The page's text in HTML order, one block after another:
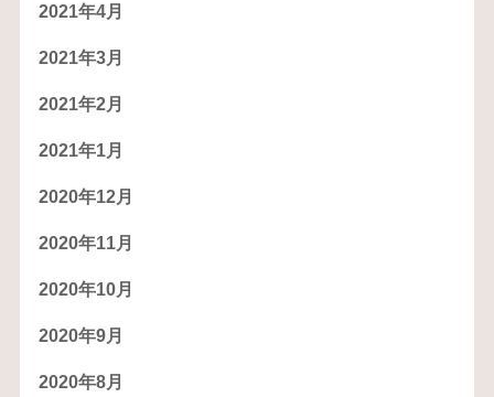
2021年4月
2021年3月
2021年2月
2021年1月
2020年12月
2020年11月
2020年10月
2020年9月
2020年8月